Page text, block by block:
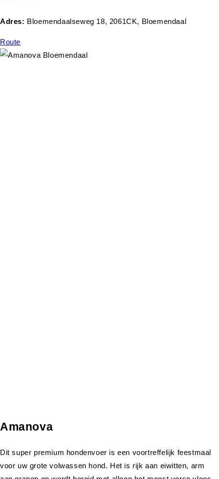
Adres: Bloemendaalseweg 18, 2061CK, Bloemendaal
Route
Amanova
Dit super premium hondenvoer is een voortreffelijk feestmaal
voor uw grote volwassen hond. Het is rijk aan eiwitten, arm